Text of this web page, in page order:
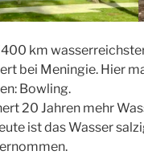
km
bei Meningie. Hier
Bowling.
20 Jahren mehr
ist das Wasser